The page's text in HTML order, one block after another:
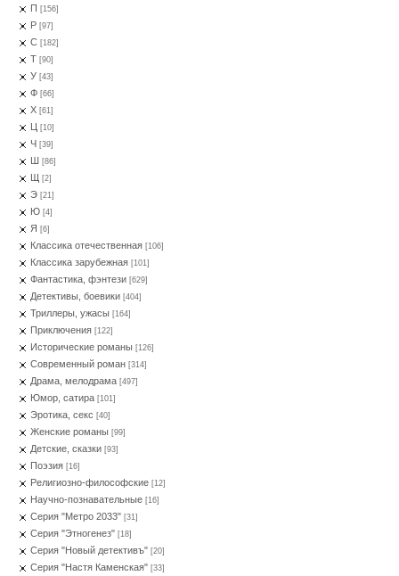
П [156]
Р [97]
С [182]
Т [90]
У [43]
Ф [66]
Х [61]
Ц [10]
Ч [39]
Ш [86]
Щ [2]
Э [21]
Ю [4]
Я [6]
Классика отечественная [106]
Классика зарубежная [101]
Фантастика, фэнтези [629]
Детективы, боевики [404]
Триллеры, ужасы [164]
Приключения [122]
Исторические романы [126]
Современный роман [314]
Драма, мелодрама [497]
Юмор, сатира [101]
Эротика, секс [40]
Женские романы [99]
Детские, сказки [93]
Поэзия [16]
Религиозно-философские [12]
Научно-познавательные [16]
Серия "Метро 2033" [31]
Серия "Этногенез" [18]
Серия "Новый детективъ" [20]
Серия "Настя Каменская" [33]